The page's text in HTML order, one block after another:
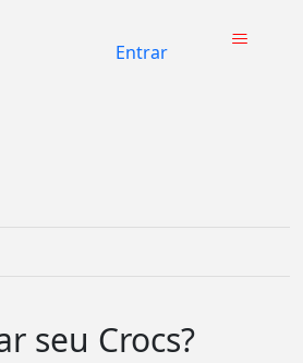
Entrar
seu Crocs?